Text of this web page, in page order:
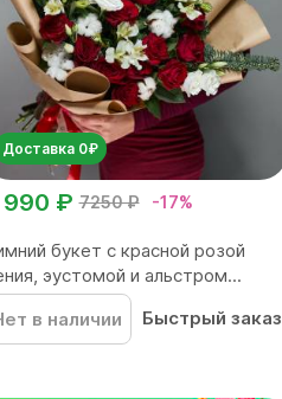
Доставка 0₽
7250 ₽ -17%
990 ₽
букет с красной розой
эустомой и альстром...
в наличии
Быстрый заказ